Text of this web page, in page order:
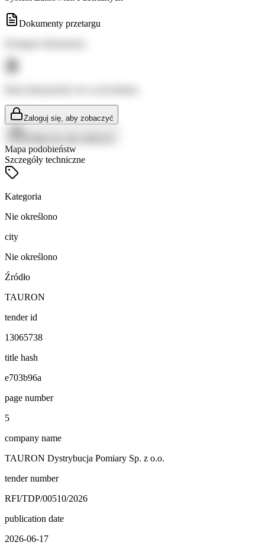
Dokumenty przetargu
Zaloguj się, aby zobaczyć
Mapa podobieństw
Szczegóły techniczne
Kategoria
Nie określono
city
Nie określono
Źródło
TAURON
tender id
13065738
title hash
e703b96a
page number
5
company name
TAURON Dystrybucja Pomiary Sp. z o.o.
tender number
RFI/TDP/00510/2026
publication date
2026-06-17